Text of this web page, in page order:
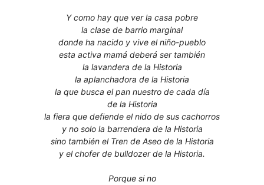
Y como hay que ver la casa pobre
la clase de barrio marginal
donde ha nacido y vive el niño-pueblo
esta activa mamá deberá ser también
la lavandera de la Historia
la aplanchadora de la Historia
la que busca el pan nuestro de cada día
de la Historia
la fiera que defiende el nido de sus cachorros
y no solo la barrendera de la Historia
sino también el Tren de Aseo de la Historia
y el chofer de bulldozer de la Historia.
Porque si no